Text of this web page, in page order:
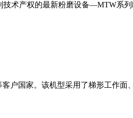
术产权的最新粉磨设备—MTW系
户国家。该机型采用了梯形工作